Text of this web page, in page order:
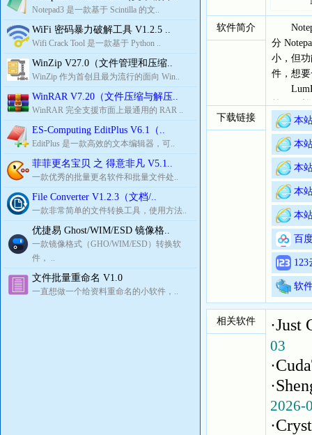
Notepad3 是一款基于 Scintilla 的文..
WiFi 密码暴力破解工具 V1.2.5 ..
Wifi Crack Tool 是一款基于 Python ..
WinZip V27.0（文件管理和压缩..
WinZip 作为首创且最为流行的面向 Win..
WinRAR V7.20（文件压缩与解压..
WinRAR 完全支援市面上最通用的 RAR ..
ES-Computing EditPlus V6.1（..
EditPlus 是一款高效的文本编辑器，可..
菲菲更名宝贝 之 得意非凡 V5.1..
一款优秀的批量更名软件和批量文件处..
File Converter V1.2.3（文档/..
一款非常简单的文件转换工具，使用方法..
优捷易 Ghost/WIM/ESD 镜像格..
一款镜像格式（GHO/WIM/ESD）转换软
件， ..
文件批量重命名 V1.0
一直想做一个给资料重命名的小软件，..
软件简介
分
小，但
件，想
等），
运行后
的
下载链接 本
本
本
本
本
百
软
相关软件 ·Just
03
·
·
2026-
·